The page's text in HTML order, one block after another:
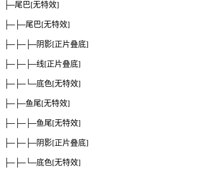
├─尾巴[无特效]
├─├─尾巴[无特效]
├─├─├─阴影[正片叠底]
├─├─├─线[正片叠底]
├─├─└─底色[无特效]
├─├─鱼尾[无特效]
├─├─├─鱼尾[无特效]
├─├─├─阴影[正片叠底]
├─├─└─底色[无特效]